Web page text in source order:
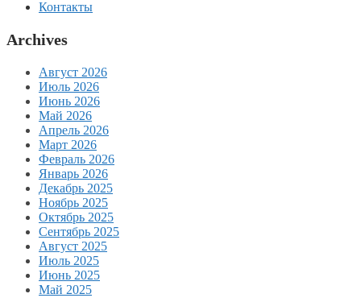
Контакты
Archives
Август 2026
Июль 2026
Июнь 2026
Май 2026
Апрель 2026
Март 2026
Февраль 2026
Январь 2026
Декабрь 2025
Ноябрь 2025
Октябрь 2025
Сентябрь 2025
Август 2025
Июль 2025
Июнь 2025
Май 2025